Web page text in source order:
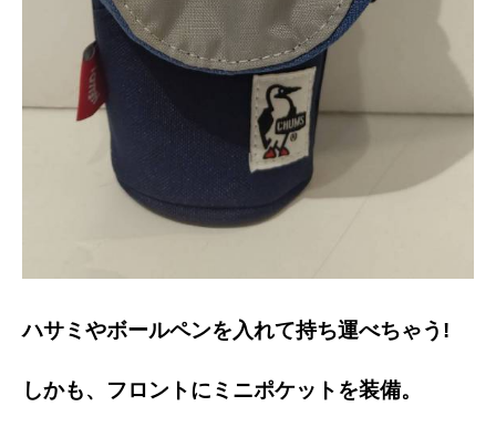
ハサミやボールペンを入れて持ち運べちゃう!
しかも、フロントにミニポケットを装備。